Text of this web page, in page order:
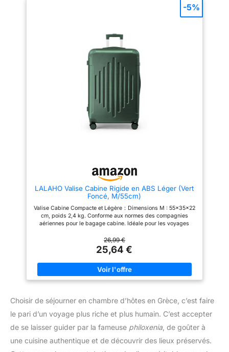
Trois compartiments séparés
avec doublure en polyester
150D pour un rangement
légères à soulever, manœuvrer
et enregistrer Design Extensible
pour Plus de Capacité : Toutes
Poignée Télescopique : Quatre
roulettes multidirectionnelles et
poignée télescopique à bouton-
poussoir pour un roulement
sans effort Accessoires
Coordonnés : Dans les sets 3 et
5 pièces : tote d'embarquement
de 38 cm avec sangle add-a-
bag et kit voyage compact de
LALAHO Valise Cabine Rigide en ABS Léger (Vert
Foncé, M/55cm)
Valise Cabine Compacte et Légère：Dimensions M : 55x35x22
cm, poids 2,4 kg. Conforme aux normes des compagnies
aériennes pour le bagage cabine. Idéale pour les voyages
qualité supérieure: Ces valises LALAHO en ABS sont légères,
résistantes aux rayures et durables. Faciles à nettoyer, elles
allient esthétique et praticité pour des valises cabine ou soute
toujours impeccables. Roues pivotantes & fermetures solides:
Les roulettes 360° et les fermetures éclair renforcées assurent
une maniabilité parfaite et une longue durée de vie. Idéal pour
chiffres pour protéger vos affaires. Une option idéale pour vos
Design pratique et bien pensé: Avec poignée télescopique,
sangles croisées et poches zippées internes, ces valises
offrent un rangement optimisé. Parfait pour organiser vos
essentiels dans une valise grande taille ou cabine.
26,99 €
25,64 €
-5%
Choisir de séjourner en chambre d’hôtes en Grèce, c’est faire
le pari d’un voyage plus riche et plus humain. C’est accepter
de se laisser guider par la fameuse philoxenia , de goûter à
une cuisine authentique et de découvrir des lieux préservés.